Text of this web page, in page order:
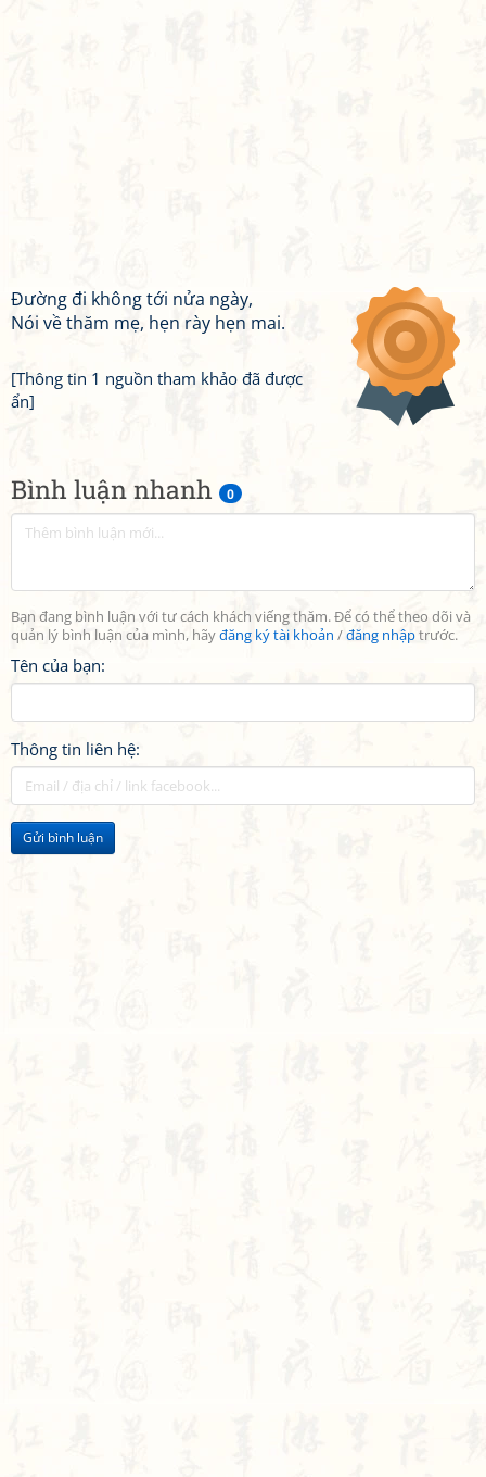
Bình luận nhanh 0
Bạn đang bình luận với tư cách khách viếng thăm. Để có thể theo dõi và
quản lý bình luận của mình, hãyđăng ký tài khoản /đăng nhậptrước.
Tên của bạn:
Thông tin liên hệ:
Gửi bình luận
Đường đi không tới nửa ngày,
Nói về thăm mẹ, hẹn rày hẹn mai.
[Thông tin 1 nguồn tham khảo đã được
ẩn]